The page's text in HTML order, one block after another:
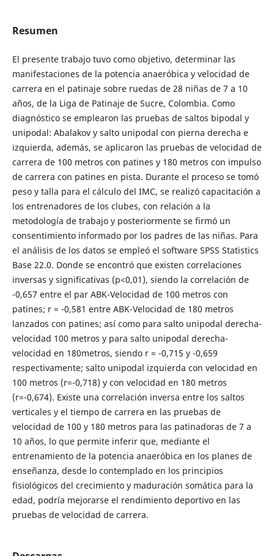
Resumen
El presente trabajo tuvo como objetivo, determinar las
manifestaciones de la potencia anaeróbica y velocidad de
carrera en el patinaje sobre ruedas de 28 niñas de 7 a 10
años, de la Liga de Patinaje de Sucre, Colombia. Como
diagnóstico se emplearon las pruebas de saltos bipodal y
unipodal: Abalakov y salto unipodal con pierna derecha e
izquierda, además, se aplicaron las pruebas de velocidad de
carrera de 100 metros con patines y 180 metros con impulso
de carrera con patines en pista. Durante el proceso se tomó
peso y talla para el cálculo del IMC, se realizó capacitación a
los entrenadores de los clubes, con relación a la
metodología de trabajo y posteriormente se firmó un
consentimiento informado por los padres de las niñas. Para
el análisis de los datos se empleó el software SPSS Statistics
Base 22.0. Donde se encontró que existen correlaciones
inversas y significativas (p<0,01), siendo la correlación de
-0,657 entre el par ABK-Velocidad de 100 metros con
patines; r = -0,581 entre ABK-Velocidad de 180 metros
lanzados con patines; así como para salto unipodal derecha-
velocidad 100 metros y para salto unipodal derecha-
velocidad en 180metros, siendo r = -0,715 y -0,659
respectivamente; salto unipodal izquierda con velocidad en
100 metros (r=-0,718) y con velocidad en 180 metros
(r=-0,674). Existe una correlación inversa entre los saltos
verticales y el tiempo de carrera en las pruebas de
velocidad de 100 y 180 metros para las patinadoras de 7 a
10 años, lo que permite inferir que, mediante el
entrenamiento de la potencia anaeróbica en los planes de
enseñanza, desde lo contemplado en los principios
fisiológicos del crecimiento y maduración somática para la
edad, podría mejorarse el rendimiento deportivo en las
pruebas de velocidad de carrera.